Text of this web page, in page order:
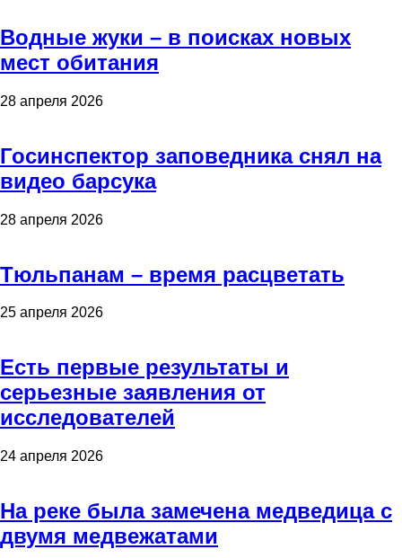
Водные жуки – в поисках новых
мест обитания
28 апреля 2026
Госинспектор заповедника снял на
видео барсука
28 апреля 2026
Тюльпанам – время расцветать
25 апреля 2026
Есть первые результаты и
серьезные заявления от
исследователей
24 апреля 2026
На реке была замечена медведица с
двумя медвежатами